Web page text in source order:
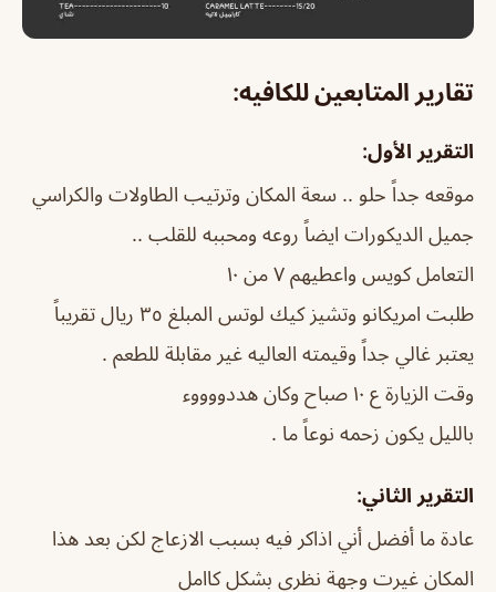
تقارير المتابعين للكافيه:
التقرير الأول:
موقعه جداً حلو .. سعة المكان وترتيب الطاولات والكراسي
جميل الديكورات ايضاً روعه ومحببه للقلب ..
التعامل كويس واعطيهم ٧ من ١٠
طلبت امريكانو وتشيز كيك لوتس المبلغ ٣٥ ريال تقريباً
يعتبر غالي جداً وقيمته العاليه غير مقابلة للطعم .
وقت الزيارة ع ١٠ صباح وكان هددووووء
بالليل يكون زحمه نوعاً ما .
التقرير الثاني:
عادة ما أفضل أني اذاكر فيه بسبب الازعاج لكن بعد هذا
المكان غيرت وجهة نظري بشكل كاامل